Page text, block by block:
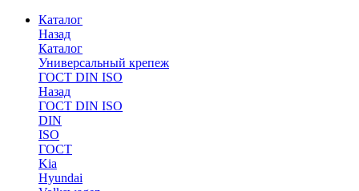
Каталог
Назад
Каталог
Универсальный крепеж
ГОСТ DIN ISO
Назад
ГОСТ DIN ISO
DIN
ISO
ГОСТ
Kia
Hyundai